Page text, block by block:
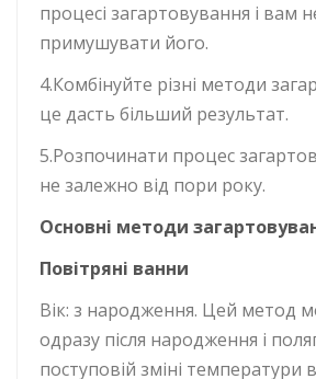
процесі загартовування і вам
примушувати його.
4.Комбінуйте різні методи
це дасть більший результат.
5.Розпочинати процес
не залежно від пори року.
Основні методи
Повітряні ванни
Вік: з народження. Цей метод
одразу після народження і
поступовій зміні температури